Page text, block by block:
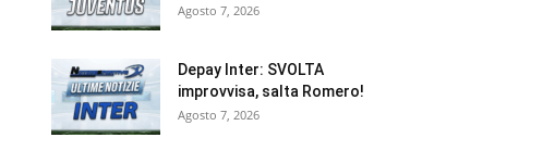
Agosto 7, 2026
Depay Inter: SVOLTA
improvvisa, salta Romero!
Agosto 7, 2026